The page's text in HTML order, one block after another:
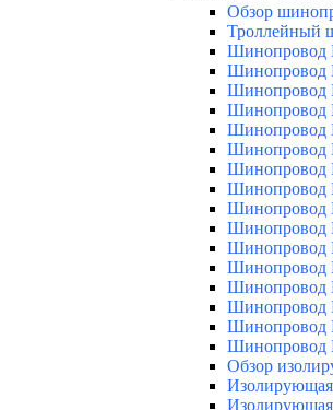
Обзор
Троллейный
Шинопровод
Шинопровод
Шинопровод
Шинопровод
Шинопровод
Шинопровод
Шинопровод
Шинопровод
Шинопровод
Шинопровод
Шинопровод
Шинопровод
Шинопровод
Шинопровод
Шинопровод
Шинопровод
Обзор